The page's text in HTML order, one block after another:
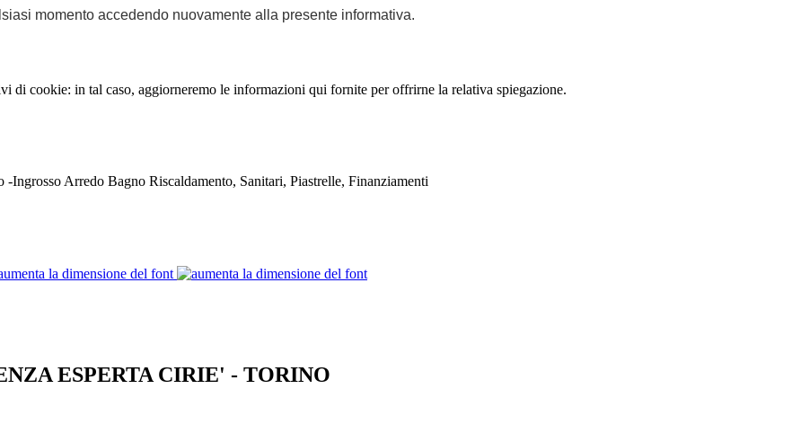
momento accedendo nuovamente alla presente informativa.
di cookie: in tal caso, aggiorneremo le informazioni qui fornite per offrirne la relativa spiegazione.
la dimensione del font
ESPERTA CIRIE' - TORINO